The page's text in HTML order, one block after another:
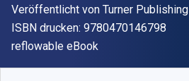
Verleger
Veröffentlicht von Turner Publishing
ISBN drucken: 9780470146798
Format
reflowable eBook